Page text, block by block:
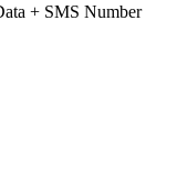
+ SMS Number